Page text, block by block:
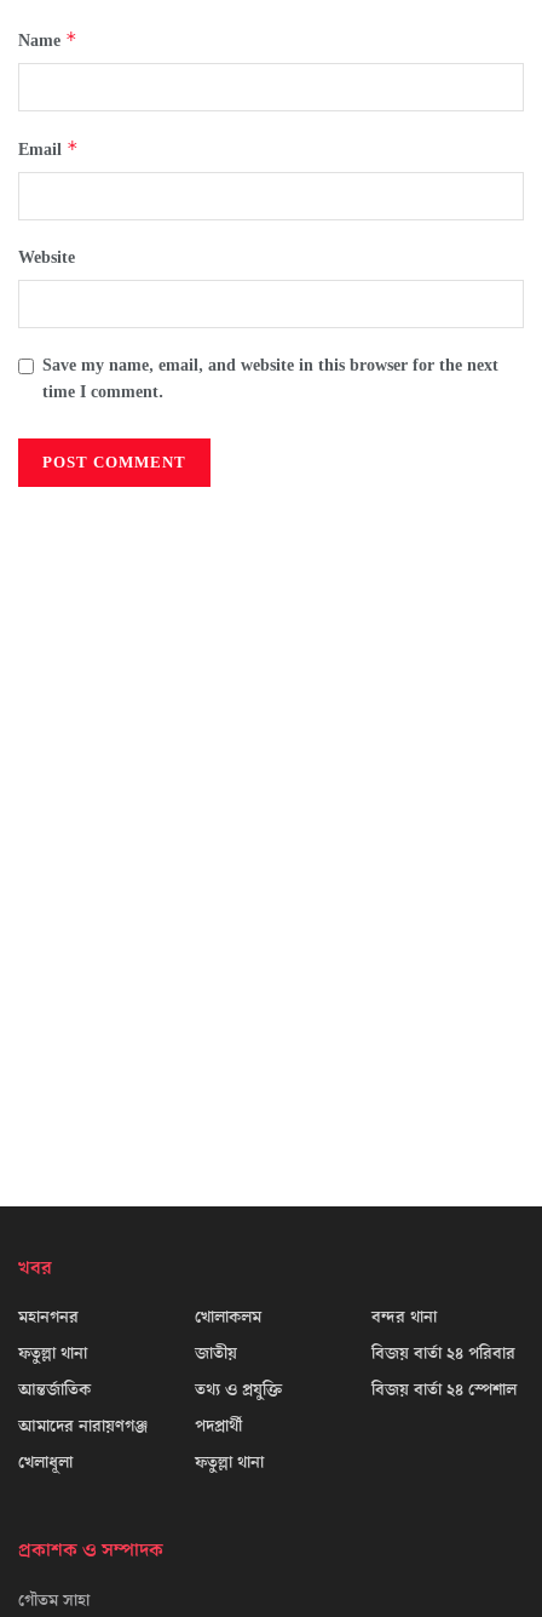
Name *
Email *
Website
Save my name, email, and website in this browser for the next
time I comment.
খবর
মহানগনর
ফতুল্লা থানা
আন্তর্জাতিক
আমাদের নারায়ণগঞ্জ
খেলাধূলা
খোলাকলম
জাতীয়
তথ্য ও প্রযুক্তি
পদপ্রার্থী
ফতুল্লা থানা
বন্দর থানা
বিজয় বার্তা ২৪ পরিবার
বিজয় বার্তা ২৪ স্পেশাল
প্রকাশক ও সম্পাদক
গৌতম সাহা